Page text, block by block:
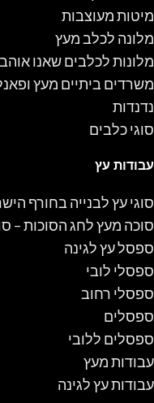
מיטות מעוצבות
מלונה לכלב מעץ
מלונות לכלבים שאנו
משרדים ביתיים מעץ
נדנדות
סוגי כלבים
עבודות עץ
סוגי עץ לבנייה בחורף
סוכה מעץ לחג הסוכות –
ספסל עץ לגינה
ספסלי לובי
ספסלי רחוב
ספסלים
ספסלים ללובי
עבודות מעץ
עבודות עץ לגינה